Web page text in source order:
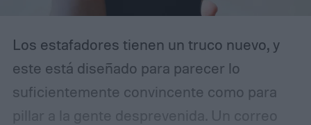
Los estafadores tienen un truco nuevo, y
este está diseñado para parecer lo
suficientemente convincente como para
pillar a la gente desprevenida. Un correo